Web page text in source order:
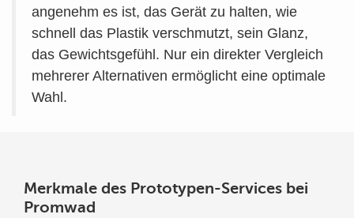
angenehm es ist, das Gerät zu halten, wie
schnell das Plastik verschmutzt, sein Glanz,
das Gewichtsgefühl. Nur ein direkter Vergleich
mehrerer Alternativen ermöglicht eine optimale
Wahl.
Merkmale des Prototypen-Services bei
Promwad